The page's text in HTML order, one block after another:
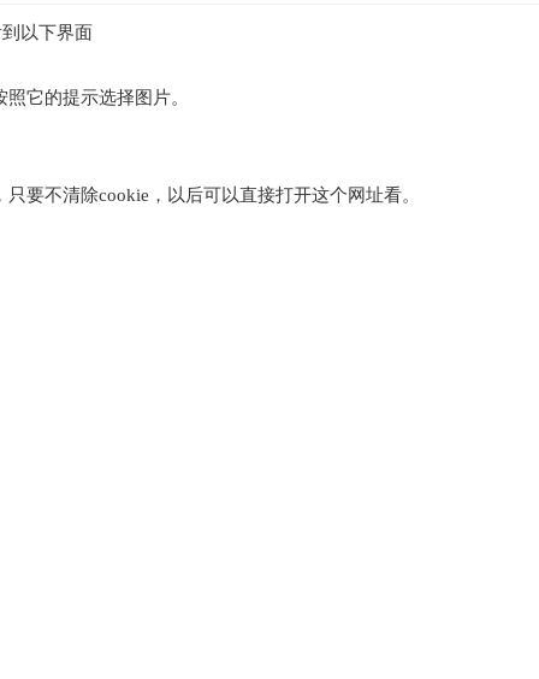
到以下界面
它的提示选择图片。
要不清除cookie，以后可以直接打开这个网址看。